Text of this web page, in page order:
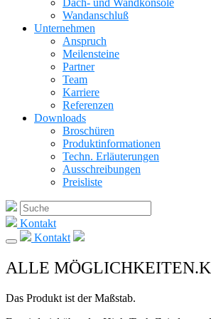
Dach- und Wandkonsole
Wandanschluß
Unternehmen
Anspruch
Meilensteine
Partner
Team
Karriere
Referenzen
Downloads
Broschüren
Produktinformationen
Techn. Erläuterungen
Ausschreibungen
Preisliste
Kontakt
Kontakt
ALLE MÖGLICHKEITEN.
Das Produkt ist der Maßstab.